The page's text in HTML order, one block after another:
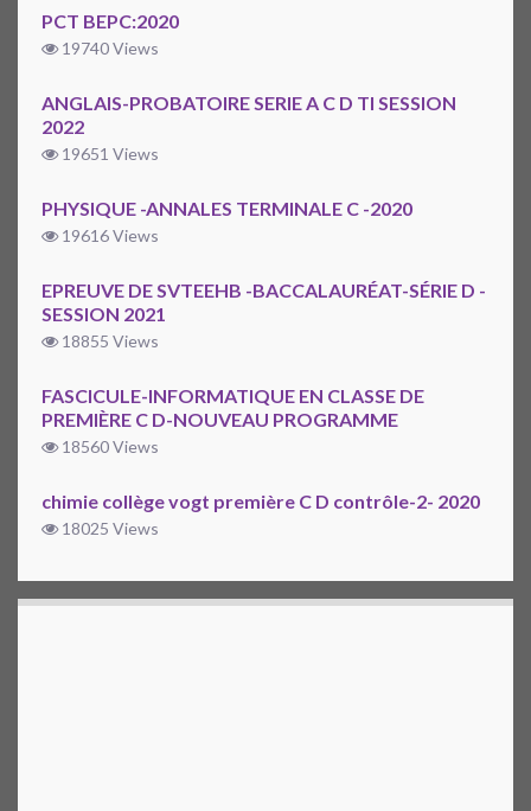
PCT BEPC:2020
19740 Views
ANGLAIS-PROBATOIRE SERIE A C D TI SESSION
2022
19651 Views
PHYSIQUE -ANNALES TERMINALE C -2020
19616 Views
EPREUVE DE SVTEEHB -BACCALAURÉAT-SÉRIE D -
SESSION 2021
18855 Views
FASCICULE-INFORMATIQUE EN CLASSE DE
PREMIÈRE C D-NOUVEAU PROGRAMME
18560 Views
chimie collège vogt première C D contrôle-2- 2020
18025 Views